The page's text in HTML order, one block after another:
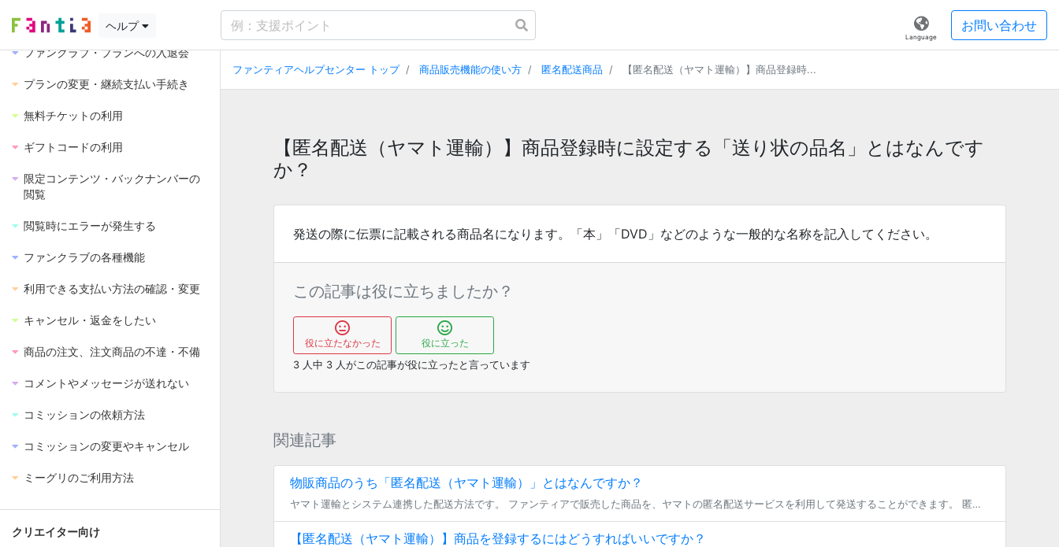
ヘルプ
Language
お問い合わせ
ファン向け
ファンクラブ・プランへの入退会
プランの変更・継続支払い手続き
無料チケットの利用
ギフトコードの利用
限定コンテンツ・バックナンバーの
閲覧
閲覧時にエラーが発生する
ファンクラブの各種機能
利用できる支払い方法の確認・変更
キャンセル・返金をしたい
商品の注文、注文商品の不達・不備
コメントやメッセージが送れない
コミッションの依頼方法
コミッションの変更やキャンセル
ミーグリのご利用方法
クリエイター向け
ファンティアヘルプセンター トップ 商品販売機能の使い方 匿名配送商品 【匿名配送（ヤマト運輸）】商品登録時...
【匿名配送（ヤマト運輸）】商品登録時に設定する「送り状の品名」とはなんです
か？
発送の際に伝票に記載される商品名になります。「本」「DVD」などのような一般的な名称を記入してください。
この記事は役に立ちましたか？
役に立たなかった
役に立った
3 人中 3 人がこの記事が役に立ったと言っています
関連記事
物販商品のうち「匿名配送（ヤマト運輸）」とはなんですか？
ヤマト運輸とシステム連携した配送方法です。 ファンティアで販売した商品を、ヤマトの匿名配送サービスを利用して発送することができます。 匿名配送では、取引相手に住所や名前といった個人情報を伝えなくても商品を発送できます。
【匿名配送（ヤマト運輸）】商品を登録するにはどうすればいいですか？